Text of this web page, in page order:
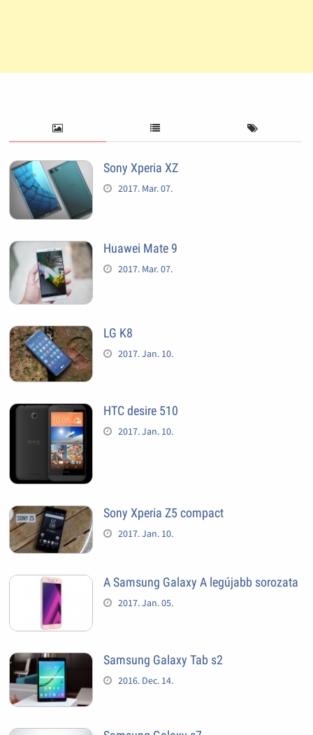
Sony Xperia XZ
2017. Mar. 07.
Huawei Mate 9
2017. Mar. 07.
LG K8
2017. Jan. 10.
HTC desire 510
2017. Jan. 10.
Sony Xperia Z5 compact
2017. Jan. 10.
A Samsung Galaxy A legújabb sorozata
2017. Jan. 05.
Samsung Galaxy Tab s2
2016. Dec. 14.